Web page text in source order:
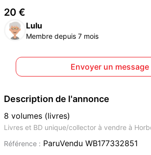
20 €
Lulu
Membre depuis 7 mois
Envoyer un message
Description de l'annonce
8 volumes (livres)
Livres et BD unique/collector à vendre à
Référence : ParuVendu WB177332851